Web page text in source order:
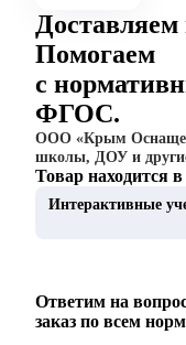
Доставляем
Помогаем
с
ФГОС.
ООО «Крым
школы, ДОУ и
Товар находится
Интерактивные
Ответим на
заказ по всем